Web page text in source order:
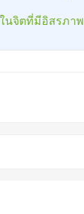
จิตที่มีอิสรภาพ